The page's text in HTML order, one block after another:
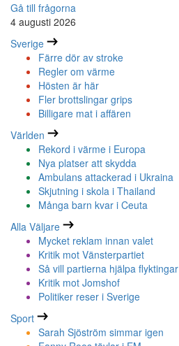
Gå till frågorna
4 augusti 2026
Sverige
Färre dör av stroke
Regler om värme
Hösten är här
Fler brottslingar grips
Billigare mat i affären
Världen
Rekord i värme i Europa
Nya platser att skydda
Ambulans attackerad i Ukraina
Skjutning i skola i Thailand
Många barn kvar i Ceuta
Alla Väljare
Mycket reklam innan valet
Kritik mot Vänsterpartiet
Så vill partierna hjälpa flyktingar
Kritik mot Jomshof
Politiker reser i Sverige
Sport
Sarah Sjöström simmar igen